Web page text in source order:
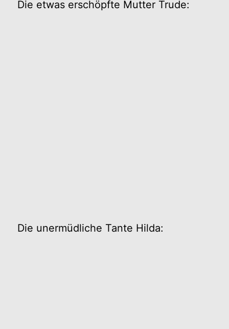
Die etwas erschöpfte Mutter Trude:
Die unermüdliche Tante Hilda: